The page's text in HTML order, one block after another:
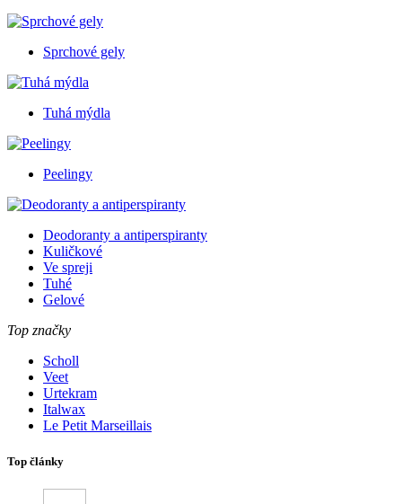
Sprchové gely
Tuhá mýdla
Peelingy
Deodoranty a antiperspiranty
Kuličkové
Ve spreji
Tuhé
Gelové
Top značky
Scholl
Veet
Urtekram
Italwax
Le Petit Marseillais
Top články